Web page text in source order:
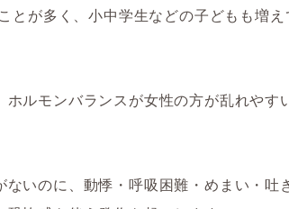
とが多く、小中学生などの子どもも増え
ホルモンバランスが女性の方が乱れやす
いのに、動悸・呼吸困難・めまい・吐